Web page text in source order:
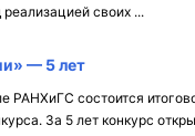
своих ...
— 5 лет
РАНХиГС состоится
За 5 лет конкурс